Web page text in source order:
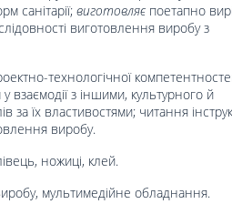
санітарії; виготовляє поетапно
виготовлення виробу з
технологічної
взаємодії з іншими, культурного й
за їх властивостями; читання
виробу.
ножиці, клей.
мультимедійне обладнання.